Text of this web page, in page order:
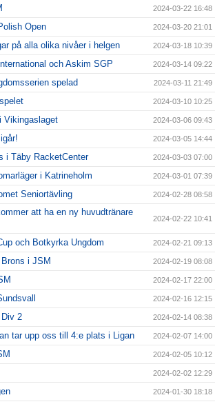
2024-03-22 16:48
Open 2024-03-20 21:01
på alla olika nivåer i helgen 2024-03-18 10:39
och Askim SGP 2024-03-14 09:22
spelad 2024-03-11 21:49
2024-03-10 10:25
Vikingaslaget 2024-03-06 09:43
2024-03-05 14:44
i Täby RacketCenter 2024-03-03 07:00
i Katrineholm 2024-03-01 07:39
Seniortävling 2024-02-28 08:58
att ha en ny huvudtränare
2024-02-22 10:41
och Botkyrka Ungdom 2024-02-21 09:13
i JSM 2024-02-19 08:08
2024-02-17 22:00
2024-02-16 12:15
2 2024-02-14 08:38
tar upp oss till 4:e plats i Ligan 2024-02-07 14:00
2024-02-05 10:12
2024-02-02 12:29
2024-01-30 18:18